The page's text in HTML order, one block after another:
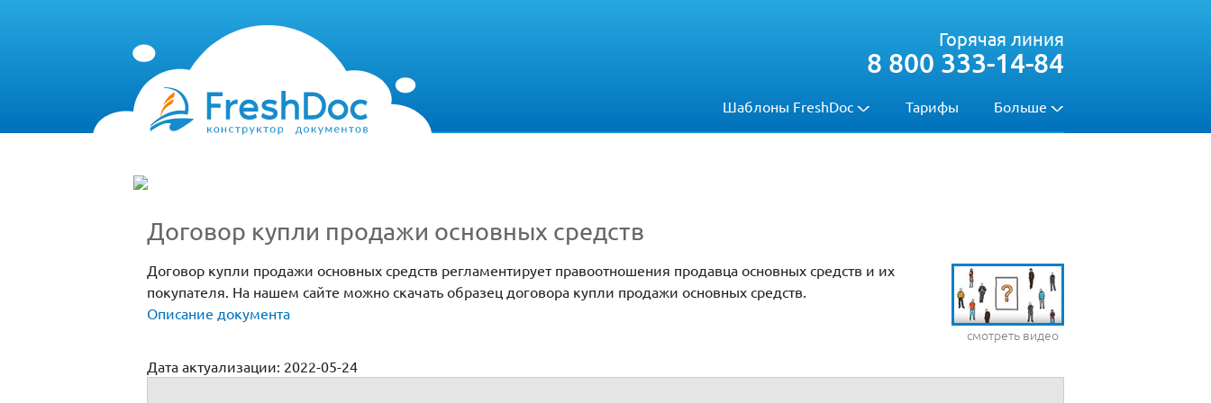
Шаблоны FreshDoc Тарифы Больше
Горячая линия
8 800 333-14-84
Договор купли продажи основных средств
смотреть видео
Договор купли продажи основных средств регламентирует правоотношения продавца основных средств и их
покупателя. На нашем сайте можно скачать образец договора купли продажи основных средств.
Описание документа
Дата актуализации: 2022-05-24